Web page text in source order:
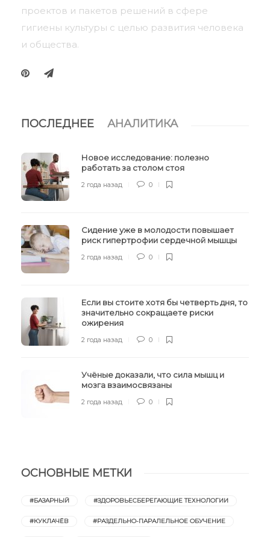
проектов и пакетов решений в сфере
гигиены культуры с целью развития человека
и общества.
ПОСЛЕДНЕЕ АНАЛИТИКА
Новое исследование: полезно
работать за столом стоя
2 года назад 0
Сидение уже в молодости повышает
риск гипертрофии сердечной мышцы
2 года назад 0
Если вы стоите хотя бы четверть дня, то
значительно сокращаете риски
ожирения
2 года назад 0
Учёные доказали, что сила мышц и
мозга взаимосвязаны
2 года назад 0
ОСНОВНЫЕ МЕТКИ
#БАЗАРНЫЙ #ЗДОРОВЬЕСБЕРЕГАЮЩИЕ ТЕХНОЛОГИИ
#КУКЛАЧЁВ #РАЗДЕЛЬНО-ПАРАЛЕЛЬНОЕ ОБУЧЕНИЕ